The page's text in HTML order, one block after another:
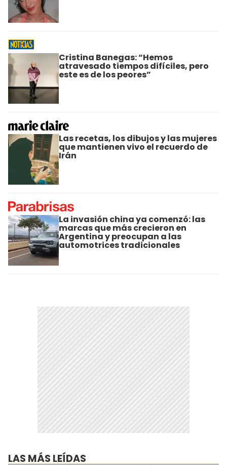
Cristina Banegas: “Hemos
atravesado tiempos difíciles, pero
este es de los peores”
Las recetas, los dibujos y las mujeres
que mantienen vivo el recuerdo de
Irán
La invasión china ya comenzó: las
marcas que más crecieron en
Argentina y preocupan a las
automotrices tradicionales
LAS MÁS LEÍDAS